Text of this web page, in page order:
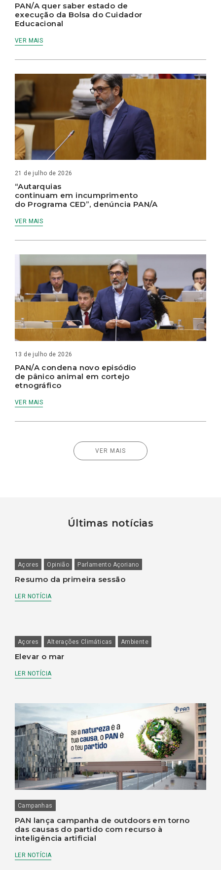
PAN/A quer saber estado de
execução da Bolsa do Cuidador
Educacional
VER MAIS
21 de julho de 2026
“Autarquias
continuam em incumprimento
do Programa CED”, denúncia PAN/A
VER MAIS
13 de julho de 2026
PAN/A condena novo episódio
de pânico animal em cortejo
etnográfico
VER MAIS
VER MAIS
Últimas notícias
Açores Opinião Parlamento Açoriano
Resumo da primeira sessão
LER NOTÍCIA
Açores Alterações Climáticas Ambiente
Elevar o mar
LER NOTÍCIA
Campanhas
PAN lança campanha de outdoors em torno
das causas do partido com recurso à
inteligência artificial
LER NOTÍCIA